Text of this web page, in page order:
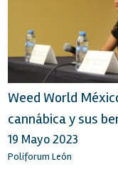
Weed World
cannábica y sus
19 Mayo 2023
Poliforum León